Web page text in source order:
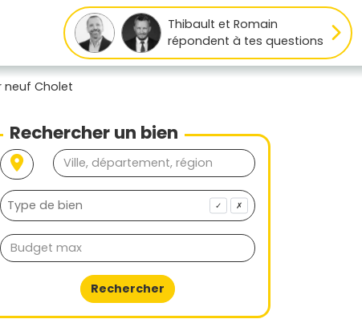
Thibault et Romain
répondent à tes questions
neuf Cholet
Rechercher un bien
✓ ✗
Rechercher